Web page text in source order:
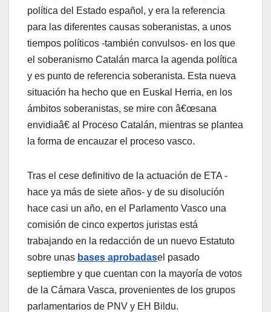
polí­tica del Estado español, y era la referencia
para las diferentes causas soberanistas, a unos
tiempos polí­ticos -también convulsos- en los que
el soberanismo Catalán marca la agenda polí­tica
y es punto de referencia soberanista. Esta nueva
situación ha hecho que en Euskal Herria, en los
ámbitos soberanistas, se mire con â€œsana
envidiaâ€ al Proceso Catalán, mientras se plantea
la forma de encauzar el proceso vasco.
Tras el cese definitivo de la actuación de ETA -
hace ya más de siete años- y de su disolución
hace casi un año, en el Parlamento Vasco una
comisión de cinco expertos juristas está
trabajando en la redacción de un nuevo Estatuto
sobre unas bases aprobadasel pasado
septiembre y que cuentan con la mayorí­a de votos
de la Cámara Vasca, provenientes de los grupos
parlamentarios de PNV y EH Bildu.